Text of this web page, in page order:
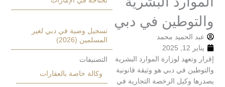
في دبي
محمد
لوزارة الموارد البشرية
في دبي هو وثيقة قانونية
الرخصة التجارية في
تسجيل وصية في دبي لغير
التصنيفات
وكالة خاصة بالعقارات